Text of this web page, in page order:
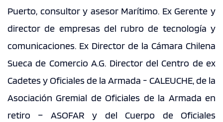
Puerto, consultor y asesor Marítimo. Ex Gerente y
director de empresas del rubro de tecnología y
comunicaciones. Ex Director de la Cámara Chilena
Sueca de Comercio A.G. Director del Centro de ex
Cadetes y Oficiales de la Armada - CALEUCHE, de la
Asociación Gremial de Oficiales de la Armada en
retiro – ASOFAR y del Cuerpo de Oficiales